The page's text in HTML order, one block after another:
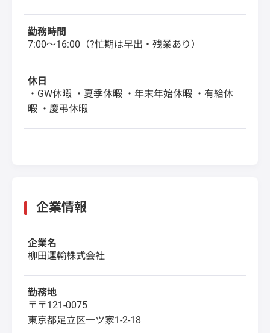
勤務時間
7:00～16:00（?忙期は早出・残業あり）
休日
・GW休暇 ・夏季休暇 ・年末年始休暇 ・有給休
暇 ・慶弔休暇
企業情報
企業名
柳田運輸株式会社
勤務地
〒〒121-0075
東京都足立区一ツ家1-2-18